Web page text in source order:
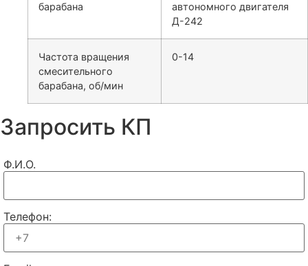
барабана
автономного двигателя
Д-242
Частота вращения
смесительного
барабана, об/мин
0-14
Запросить КП
Ф.И.О.
Телефон: